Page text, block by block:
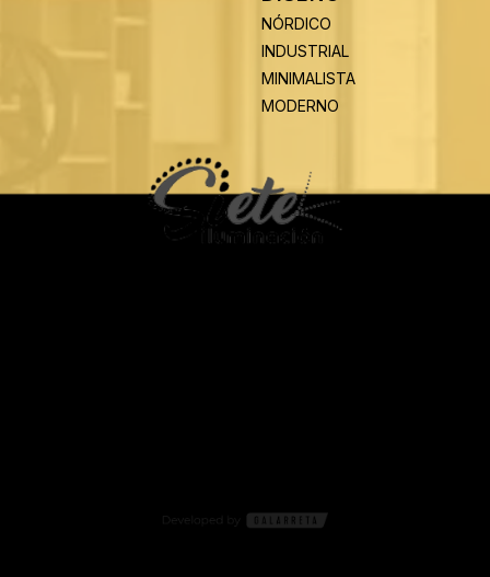
NÓRDICO
INDUSTRIAL
MINIMALISTA
MODERNO